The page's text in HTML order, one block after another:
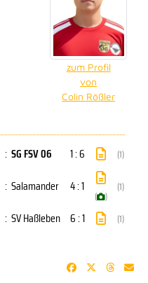
zum Profil
von
Colin Rößler
: SG FSV 06 1 : 6 (1)
: Salamander 4 : 1
( )
(1)
: SV Haßleben 6 : 1 (1)